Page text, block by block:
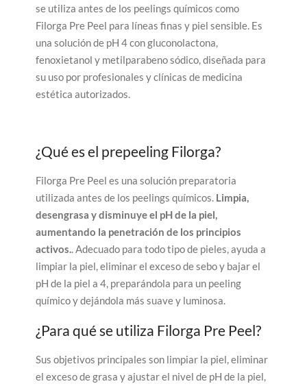
se utiliza antes de los peelings químicos como
Filorga Pre Peel para líneas finas y piel sensible. Es
una solución de pH 4 con gluconolactona,
fenoxietanol y metilparabeno sódico, diseñada para
su uso por profesionales y clínicas de medicina
estética autorizados.
¿Qué es el prepeeling Filorga?
Filorga Pre Peel es una solución preparatoria
utilizada antes de los peelings químicos. Limpia,
desengrasa y disminuye el pH de la piel,
aumentando la penetración de los principios
activos.. Adecuado para todo tipo de pieles, ayuda a
limpiar la piel, eliminar el exceso de sebo y bajar el
pH de la piel a 4, preparándola para un peeling
químico y dejándola más suave y luminosa.
¿Para qué se utiliza Filorga Pre Peel?
Sus objetivos principales son limpiar la piel, eliminar
el exceso de grasa y ajustar el nivel de pH de la piel,